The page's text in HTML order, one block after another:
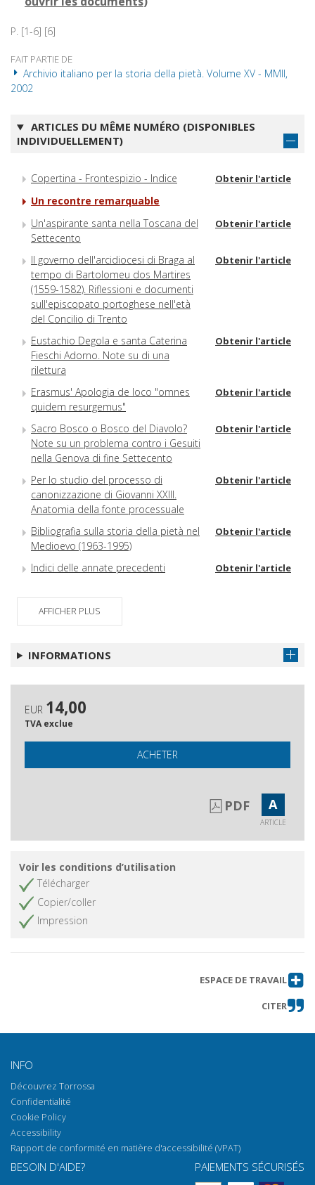
P. [1-6] [6]
FAIT PARTIE DE
Archivio italiano per la storia della pietà. Volume XV - MMII,
2002
ARTICLES DU MÊME NUMÉRO (DISPONIBLES
INDIVIDUELLEMENT)
Copertina - Frontespizio - Indice Obtenir l'article
Un recontre remarquable
Un'aspirante santa nella Toscana del
Settecento
Obtenir l'article
Il governo dell'arcidiocesi di Braga al
tempo di Bartolomeu dos Martires
(1559-1582). Riflessioni e documenti
sull'episcopato portoghese nell'età
del Concilio di Trento
Obtenir l'article
Eustachio Degola e santa Caterina
Fieschi Adorno. Note su di una
rilettura
Obtenir l'article
Erasmus' Apologia de loco "omnes
quidem resurgemus"
Obtenir l'article
Sacro Bosco o Bosco del Diavolo?
Note su un problema contro i Gesuiti
nella Genova di fine Settecento
Obtenir l'article
Per lo studio del processo di
canonizzazione di Giovanni XXIII.
Anatomia della fonte processuale
Obtenir l'article
Bibliografia sulla storia della pietà nel
Medioevo (1963-1995)
Obtenir l'article
Indici delle annate precedenti Obtenir l'article
AFFICHER PLUS
INFORMATIONS
EUR 14,00
TVA exclue
ACHETER
PDF A
ARTICLE
Voir les conditions d’utilisation
Télécharger
Copier/coller
Impression
ESPACE DE TRAVAIL
CITER
INFO
Découvrez Torrossa
Confidentialité
Cookie Policy
Accessibility
Rapport de conformité en matière d'accessibilité (VPAT)
BESOIN D'AIDE? PAIEMENTS SÉCURISÉS